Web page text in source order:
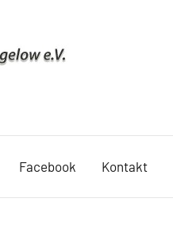
Facebook Kontakt